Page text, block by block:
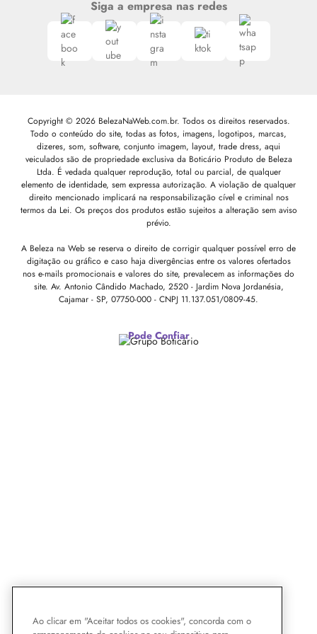
Siga a empresa nas redes
Copyright © 2026 BelezaNaWeb.com.br. Todos os direitos reservados.
Todo o conteúdo do site, todas as fotos, imagens, logotipos, marcas,
dizeres, som, software, conjunto imagem, layout, trade dress, aqui
veiculados são de propriedade exclusiva da Boticário Produto de Beleza
Ltda. É vedada qualquer reprodução, total ou parcial, de qualquer
elemento de identidade, sem expressa autorização. A violação de qualquer
direito mencionado implicará na responsabilização cível e criminal nos
termos da Lei. Os preços dos produtos estão sujeitos a alteração sem aviso
prévio.
A Beleza na Web se reserva o direito de corrigir qualquer possível erro de
digitação ou gráfico e caso haja divergências entre os valores ofertados
nos e-mails promocionais e valores do site, prevalecem as informações do
site. Av. Antonio Cândido Machado, 2520 - Jardim Nova Jordanésia,
Cajamar - SP, 07750-000 - CNPJ 11.137.051/0809-45.
Pode Confiar
Ao clicar em "Aceitar todos os cookies", concorda com o